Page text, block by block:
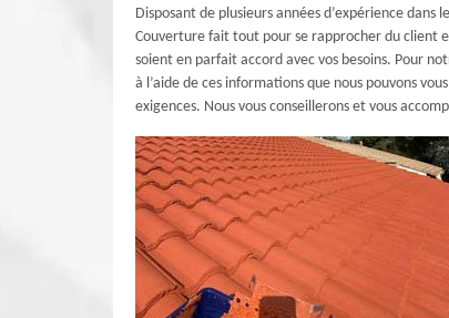
Disposant de plusieurs années d’expérience
Couverture fait tout pour se rapprocher du client
soient en parfait accord avec vos besoins. Pour
à l’aide de ces informations que nous pouvons
exigences. Nous vous conseillerons et vous